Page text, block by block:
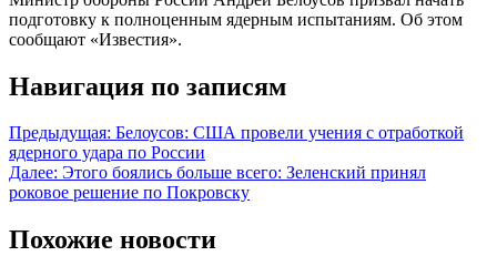
подготовку к полноценным ядерным испытаниям. Об этом
сообщают «Известия».
Навигация по записям
Предыдущая: Белоусов: США провели учения с отработкой
ядерного удара по России
Далее: Этого боялись больше всего: Зеленский принял
роковое решение по Покровску
Похожие новости